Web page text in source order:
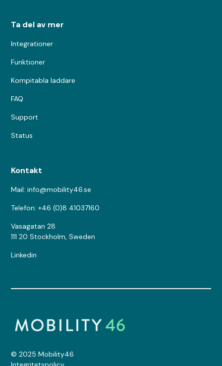
Ta del av mer
Integrationer
Funktioner
Kompitabla laddare
FAQ
Support
Status
Kontakt
Mail: info@mobility46.se
Telefon: +46 (0)8 41037160
Vasagatan 28
111 20 Stockholm, Sweden
Linkedin
© 2025 Mobility46